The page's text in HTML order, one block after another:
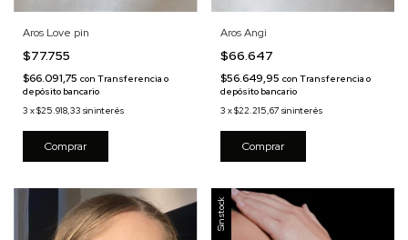
Aros Love pin
$77.755
$66.091,75 con Transferencia o
depósito bancario
3 x$25.918,33 sin interés
Aros Angi
$66.647
$56.649,95 con Transferencia o
depósito bancario
3 x$22.215,67 sin interés
Sin stock